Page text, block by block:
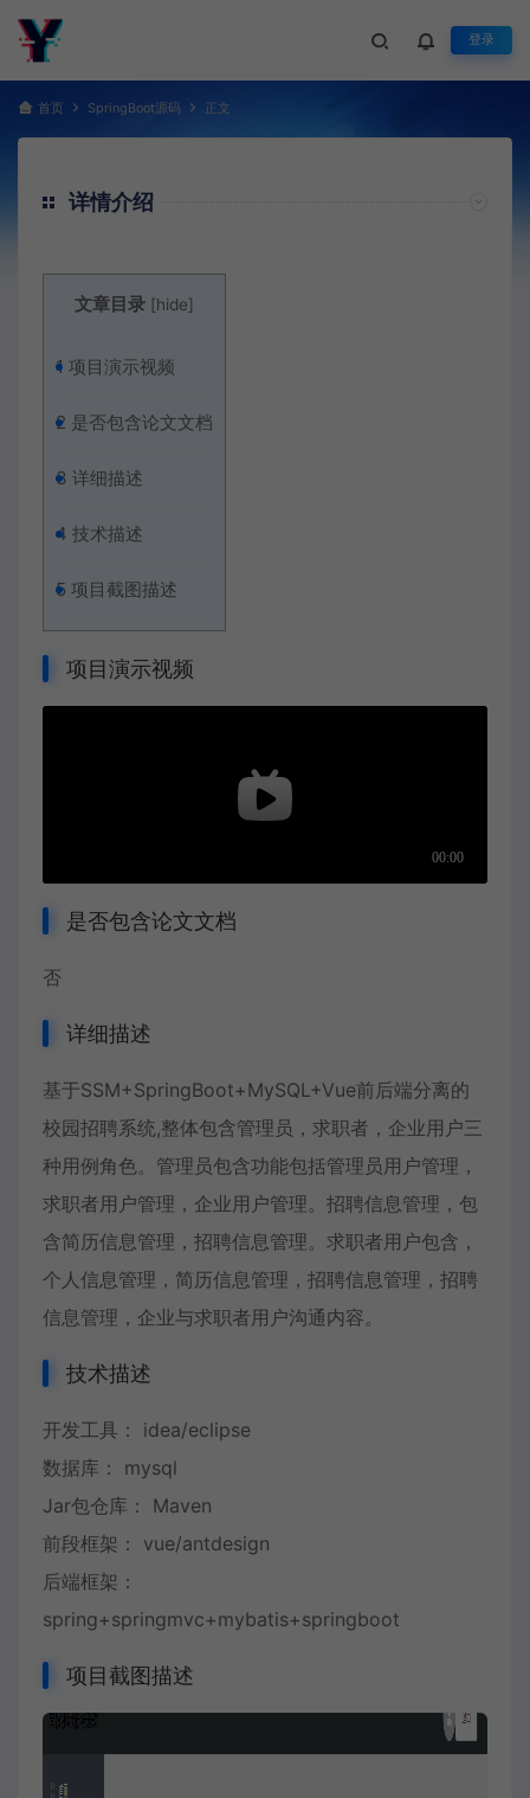
登录
首页 SpringBoot源码 正文
详情介绍
文章目录 [hide]
1 项目演示视频
2 是否包含论文文档
3 详细描述
4 技术描述
5 项目截图描述
项目演示视频
是否包含论文文档
否
详细描述
基于SSM+SpringBoot+MySQL+Vue前后端分离的
校园招聘系统,整体包含管理员，求职者，企业用户三
种用例角色。管理员包含功能包括管理员用户管理，
求职者用户管理，企业用户管理。招聘信息管理，包
含简历信息管理，招聘信息管理。求职者用户包含，
个人信息管理，简历信息管理，招聘信息管理，招聘
信息管理，企业与求职者用户沟通内容。
技术描述
开发工具： idea/eclipse
数据库： mysql
Jar包仓库： Maven
前段框架： vue/antdesign
后端框架：
spring+springmvc+mybatis+springboot
项目截图描述